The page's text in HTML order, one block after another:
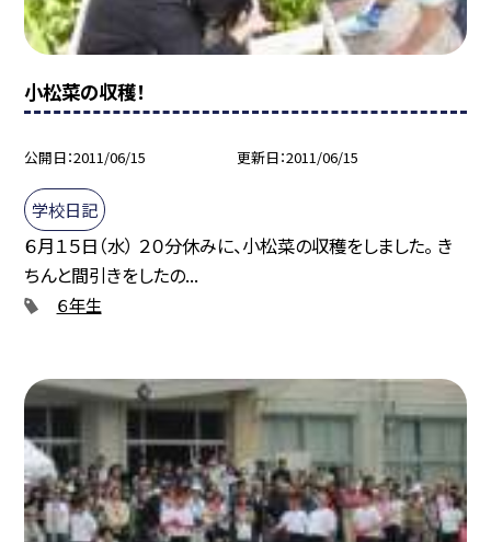
小松菜の収穫！
公開日 2011/06/15 更新日 2011/06/15
学校日記
６月１５日（水） ２０分休みに、小松菜の収穫をしました。 き
ちんと間引きをしたの...
６年生